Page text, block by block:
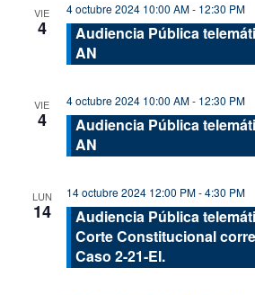
VIE
4
4 octubre 2024 10:00 AM- 12:30 PM
Audiencia Pública
AN
VIE
4
4 octubre 2024 10:00 AM- 12:30 PM
Audiencia Pública
AN
LUN
14
14 octubre 2024 12:00 PM-4:30 PM
Audiencia Pública
Corte Constitucional
Caso 2-21-EI.